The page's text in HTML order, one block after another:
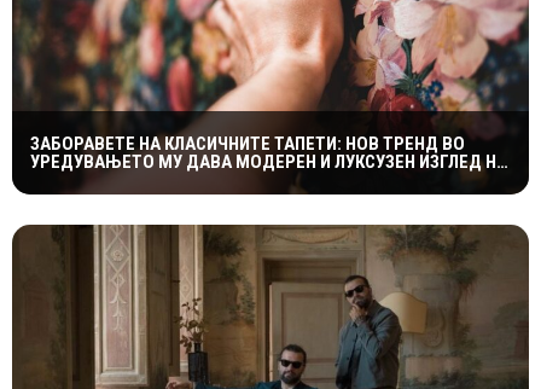
ЗАБОРАВЕТЕ НА КЛАСИЧНИТЕ ТАПЕТИ: НОВ ТРЕНД ВО
УРЕДУВАЊЕТО МУ ДАВА МОДЕРЕН И ЛУКСУЗЕН ИЗГЛЕД НА